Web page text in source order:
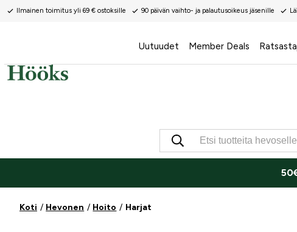
Ilmainen toimitus yli 69 € ostoksille 90 päivän vaihto- ja palautusoikeus jäsenille
Uutuudet Member Deals
Koti Hevonen Hoito Harjat